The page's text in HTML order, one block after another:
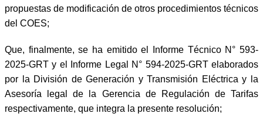
propuestas de modificación de otros procedimientos técnicos
del COES;
Que, finalmente, se ha emitido el Informe Técnico N° 593-
2025-GRT y el Informe Legal N° 594-2025-GRT elaborados
por la División de Generación y Transmisión Eléctrica y la
Asesoría legal de la Gerencia de Regulación de Tarifas
respectivamente, que integra la presente resolución;